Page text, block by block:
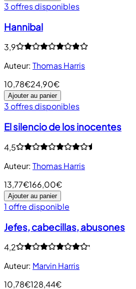
3 offres disponibles
Hannibal
3,9
Auteur: Thomas Harris
10,78€24,90€
Ajouter au panier
3 offres disponibles
El silencio de los inocentes
4,5
Auteur: Thomas Harris
13,77€166,00€
Ajouter au panier
1 offre disponible
Jefes, cabecillas, abusones
4,2
Auteur: Marvin Harris
10,78€128,44€